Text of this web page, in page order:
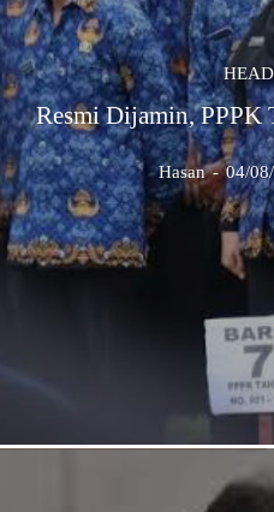
Resmi Dijamin, PPPK
Hasan - 04/